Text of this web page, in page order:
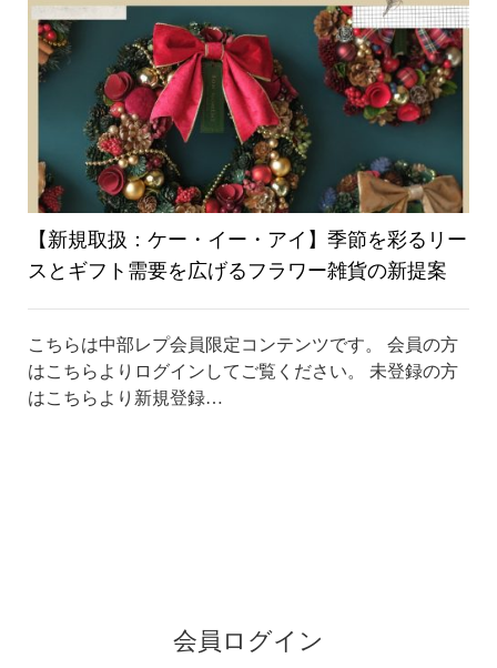
替
【新規取扱：ケー・イー・アイ】季節を彩るリー
スとギフト需要を広げるフラワー雑貨の新提案
こちらは中部レプ会員限定コンテンツです。 会員の方
はこちらよりログインしてご覧ください。 未登録の方
はこちらより新規登録…
会員ログイン